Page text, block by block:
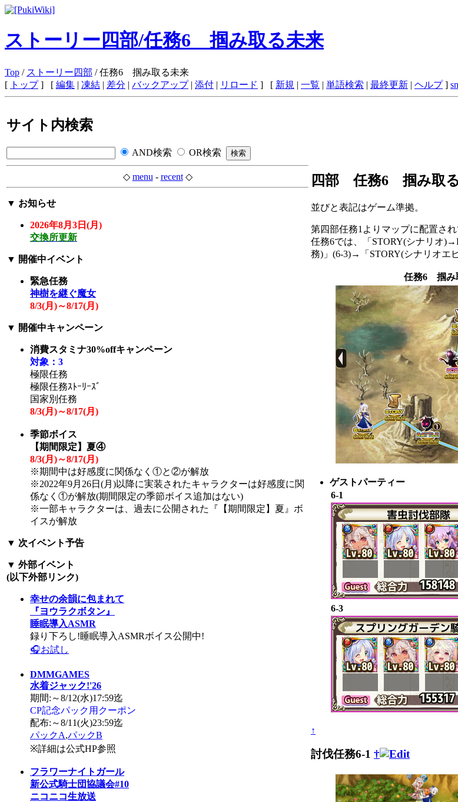
ストーリー四部/任務6 掴み取る未来
Top / ストーリー四部 / 任務6 掴み取る未来
[ トップ] [ 編集 | 凍結 | 差分 | バックアップ| 添付 | リロード ] [ 新規 | 一覧 | 単語検索 | 最終更新 | ヘルプ]
サイト内検索
AND検索 OR検索
◇ menu - recent◇
▼ お知らせ
2026年8月3日(月)
交換所更新
▼ 開催中イベント
緊急任務
神樹を継ぐ魔女
8/3(月 )～8/17(月 )
▼ 開催中キャンペーン
消費スタミナ30%offキャンペーン
対象：3
極限任務
極限任務ｽﾄｰﾘｰｽﾞ
国家別任務
8/3(月 )～8/17(月 )
季節ボイス
【期間限定】夏④
8/3(月 )～8/17(月 )
※期間中は好感度に関係なく①と②が解放
※2022年9月26日(月)以降に実装されたキャラクターは好感度に関
係なく①が解放(期間限定の季節ボイス追加はない)
※一部キャラクターは、過去に公開された『【期間限定】夏』ボ
イスが解放
▼ 次イベント予告
▼ 外部イベント
(以下外部リンク)
幸せの余韻に包まれて
『ヨウラクボタン』
睡眠導入ASMR
録り下ろし!睡眠導入ASMRボイス公開中!
🎧お試し
DMMGAMES
水着ジャック!'26
期間:～8/12(水)17:59迄
CP記念パック用クーポン
配布:～8/11(火)23:59迄
パックA,パックB
※詳細は公式HP参照
フラワーナイトガール
新公式騎士団協議会#10
ニコニコ生放送
四部 任務6 掴み取
並びと表記はゲーム準拠。
第四部任務1よりマップに配置さ
任務6では、「STORY(シナリオ
務)」(6-3)→「STORY(シナリオエ
任務6 掴み
ゲストパーティー
6-1
6-3
↑
討伐任務6-1 †